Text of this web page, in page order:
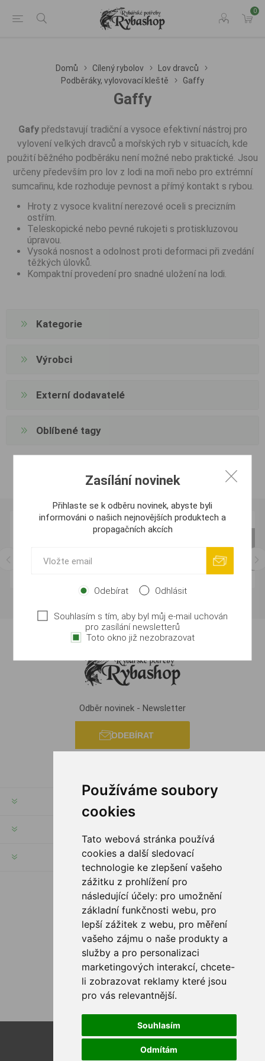
Používáme soubory
cookies
Tato webová stránka používá
cookies a další sledovací
technologie ke zlepšení vašeho
zážitku z prohlížení pro
následující účely: pro umožnění
základní funkčnosti webu, pro
lepší zážitek z webu, pro měření
vašeho zájmu o naše produkty a
služby a pro personalizaci
marketingových interakcí, chcete-
li zobrazovat reklamy které jsou
pro vás relevantnější.
Souhlasím
Odmítám
0
Domů Cílený rybolov
Lov dravců
Podběráky, vylovovací kleště
Gaffy
Gaffy
Gafypředstavují tradiční a vysoce efektivní nástroj pro
vylovení velkých dravců a mořských ryb v situacích, kde
použití běžného podběráku není možné nebo praktické. Jsou
určeny především pro lov z lodi na moři nebo pro extrémní
sumcařinu, kde rozhoduje pevnost a přímý kontakt s rybou.
Hroty z vysoce kvalitní nerezové oceli s precizním
ostřím.
Teleskopické nebo pevné rukojeti s protiskluzovou
úpravou.
Vysoká nosnost a odolnost proti deformaci při zvedání
těžkých úlovků.
Kompaktní provedení pro snadné uložení na lodi.
Kategorie
Výrobci
Externí dodavatelé
Oblíbené tagy
Odběr novinek - Newsletter
ODEBÍRAT
INFORMACE
SLEDUJTE NÁS
MOŽNOSTI PLATBY
nopCommerce
Nop-Templates.com
Zasílání novinek
Přihlaste se k odběru novinek, abyste byli
informováni o našich nejnovějších produktech a
propagačních akcích
Odebírat Odhlásit
Souhlasím s tím, aby byl můj e-mail uchován
pro zasílání newsletterů
Toto okno již nezobrazovat